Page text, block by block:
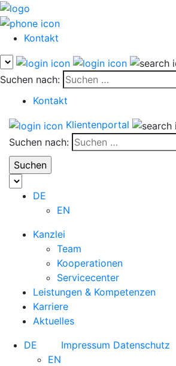
Kontakt
Suchen nach:
Kontakt
Klientenportal
Suchen nach:
DE
EN
Kanzlei
Team
Kooperationen
Servicecenter
Leistungen & Kompetenzen
Karriere
Aktuelles
DE
EN
Impressum Datenschutz